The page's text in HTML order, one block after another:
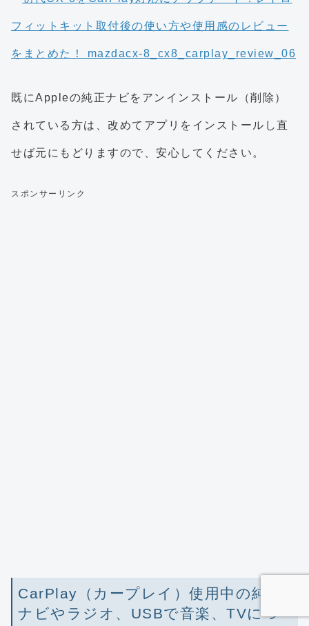
既にAppleの純正ナビをアンインストール（削除）
されている方は、改めてアプリをインストールし直
せば元にもどりますので、安心してください。
スポンサーリンク
CarPlay（カープレイ）使用中の純正
ナビやラジオ、USBで音楽、TVにつ